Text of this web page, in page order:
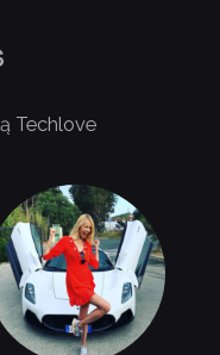
Techlove